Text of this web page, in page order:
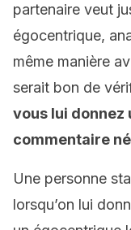
partenaire veut
égocentrique,
même manière
serait bon de
vous lui donnez
commentaire
Une personne
lorsqu’on lui